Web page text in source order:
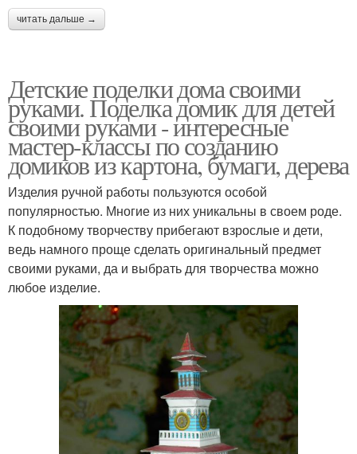
читать дальше →
Детские поделки дома своими
руками. Поделка домик для детей
своими руками - интересные
мастер-классы по созданию
домиков из картона, бумаги, дерева
Изделия ручной работы пользуются особой
популярностью. Многие из них уникальны в своем роде.
К подобному творчеству прибегают взрослые и дети,
ведь намного проще сделать оригинальный предмет
своими руками, да и выбрать для творчества можно
любое изделие.